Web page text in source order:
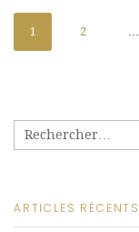
1 2 …
ARTICLES RÉCENTS